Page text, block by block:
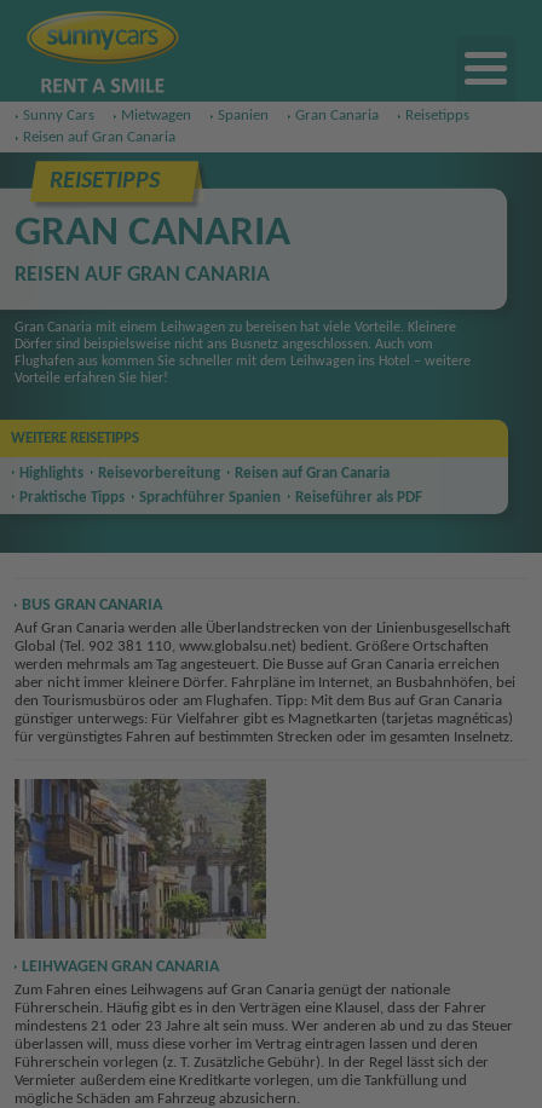
Sunny Cars Mietwagen Spanien Gran Canaria
Reisetipps
Reisen auf Gran Canaria
REISETIPPS
GRAN CANARIA
REISEN AUF GRAN CANARIA
Gran Canaria mit einem Leihwagen zu bereisen hat viele Vorteile. Kleinere
Dörfer sind beispielsweise nicht ans Busnetz angeschlossen. Auch vom
Flughafen aus kommen Sie schneller mit dem Leihwagen ins Hotel – weitere
Vorteile erfahren Sie hier!
WEITERE REISETIPPS
Highlights Reisevorbereitung
Reisen auf Gran Canaria
Praktische Tipps
Sprachführer Spanien Reiseführer als PDF
BUS GRAN CANARIA
Auf Gran Canaria werden alle Überlandstrecken von der Linienbusgesellschaft
Global (Tel. 902 381 110, www.globalsu.net) bedient. Größere Ortschaften
werden mehrmals am Tag angesteuert. Die Busse auf Gran Canaria erreichen
aber nicht immer kleinere Dörfer. Fahrpläne im Internet, an Busbahnhöfen, bei
den Tourismusbüros oder am Flughafen. Tipp: Mit dem Bus auf Gran Canaria
günstiger unterwegs: Für Vielfahrer gibt es Magnetkarten (tarjetas magnéticas)
für vergünstigtes Fahren auf bestimmten Strecken oder im gesamten Inselnetz.
LEIHWAGEN GRAN CANARIA
Zum Fahren eines Leihwagens auf Gran Canaria genügt der nationale
Führerschein. Häufig gibt es in den Verträgen eine Klausel, dass der Fahrer
mindestens 21 oder 23 Jahre alt sein muss. Wer anderen ab und zu das Steuer
überlassen will, muss diese vorher im Vertrag eintragen lassen und deren
Führerschein vorlegen (z. T. Zusätzliche Gebühr). In der Regel lässt sich der
Vermieter außerdem eine Kreditkarte vorlegen, um die Tankfüllung und
mögliche Schäden am Fahrzeug abzusichern.